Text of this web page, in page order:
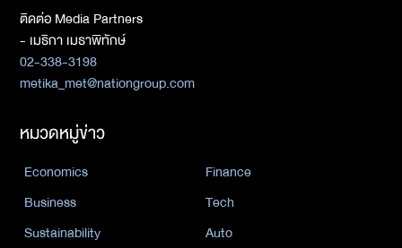
ติดต่อ Media Partners
- เมธิกา เมธาพิทักษ์
02-338-3198
metika_met@nationgroup.com
หมวดหมู่ข่าว
Economics
Finance
Business
Tech
Sustainability
Auto